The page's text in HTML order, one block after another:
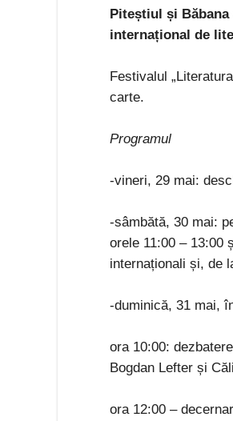
Piteștiul și
internațional de
Festivalul
carte.
Programul
-vineri, 29 mai:
-sâmbătă, 30 mai:
orele 11:00 – 13:00
internaționali și, de
-duminică, 31 mai,
ora 10:00:
Bogdan Lefter și
ora 12:00 –